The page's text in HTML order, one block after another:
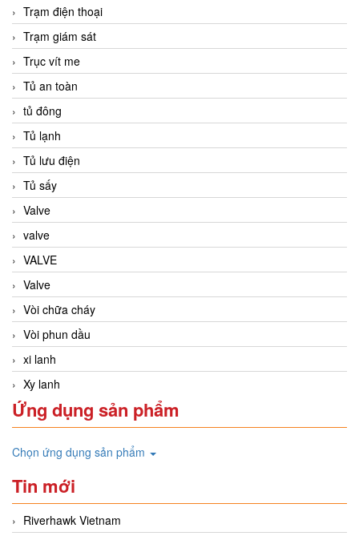
Trạm điện thoại
Trạm giám sát
Trục vít me
Tủ an toàn
tủ đông
Tủ lạnh
Tủ lưu điện
Tủ sấy
Valve
valve
VALVE
Valve
Vòi chữa cháy
Vòi phun dầu
xi lanh
Xy lanh
Ứng dụng sản phẩm
Chọn ứng dụng sản phẩm
Tin mới
Riverhawk Vietnam